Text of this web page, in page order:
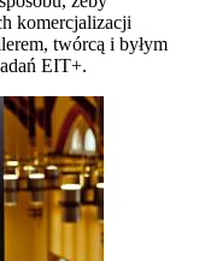
komercjalizacji
twórcą i byłym
EIT+.